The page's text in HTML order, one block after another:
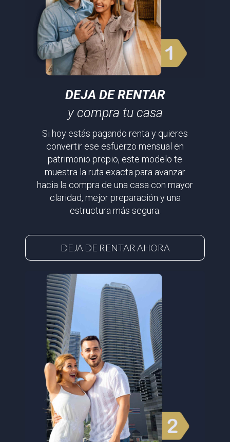
DEJA DE RENTAR
y compra tu casa
Si hoy estás pagando renta y quieres
convertir ese esfuerzo mensual en
patrimonio propio, este modelo te
muestra la ruta exacta para avanzar
hacia la compra de una casa con mayor
claridad, mejor preparación y una
estructura más segura.
DEJA DE RENTAR AHORA